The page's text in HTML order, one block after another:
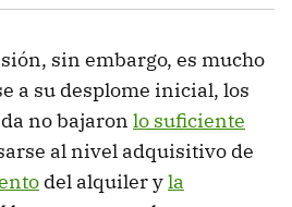
sin embargo, es mucho
a su desplome inicial, los
no bajaron lo suficiente
al nivel adquisitivo de
del alquiler yla